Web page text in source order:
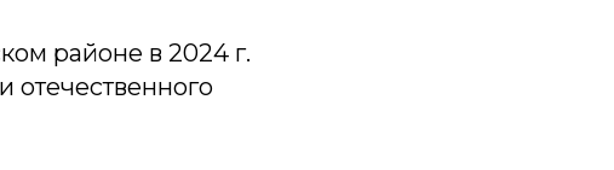
районе в 2024 г.
отечественного